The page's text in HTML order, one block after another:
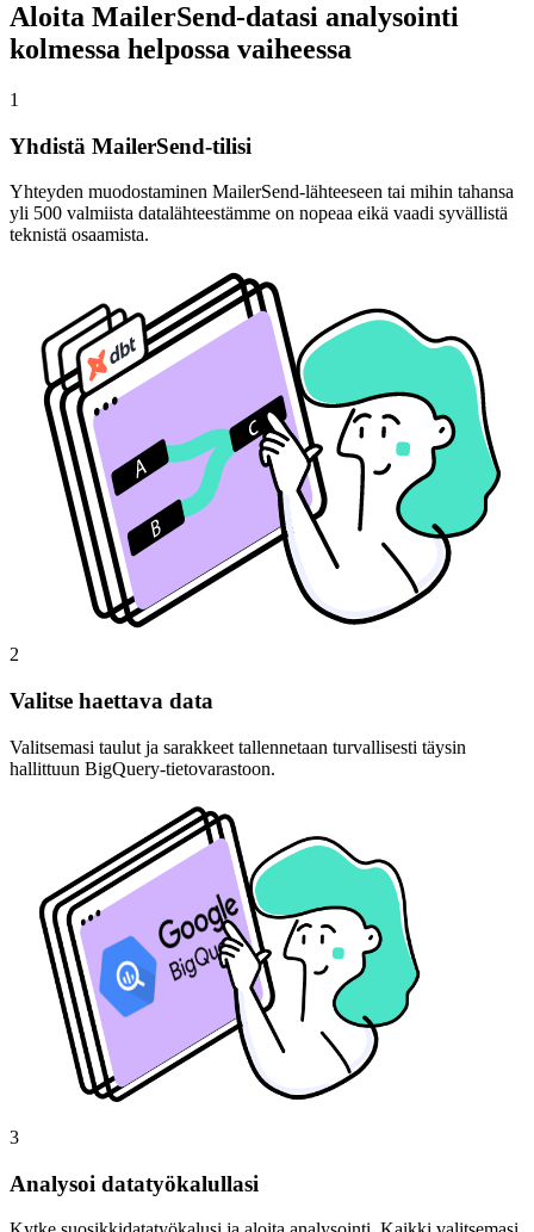
Aloita MailerSend-datasi analysointi
kolmessa helpossa vaiheessa
1
Yhdistä MailerSend-tilisi
Yhteyden muodostaminen MailerSend-lähteeseen tai mihin tahansa
yli 500 valmiista datalähteestämme on nopeaa eikä vaadi syvällistä
teknistä osaamista.
2
Valitse haettava data
Valitsemasi taulut ja sarakkeet tallennetaan turvallisesti täysin
hallittuun BigQuery-tietovarastoon.
3
Analysoi datatyökalullasi